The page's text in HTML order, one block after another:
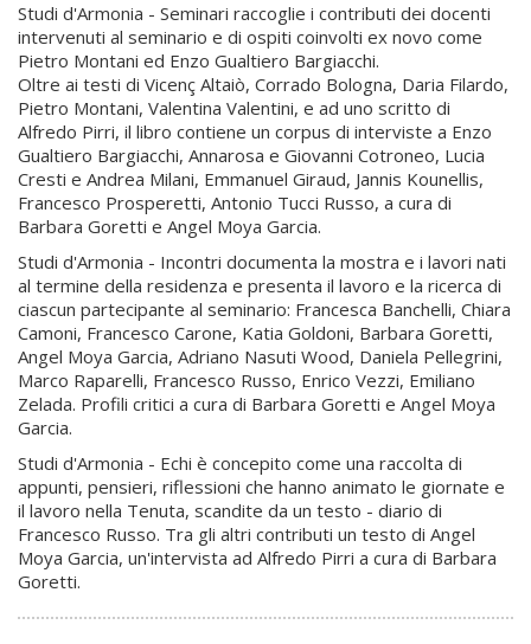
Studi d'Armonia - Seminari raccoglie i contributi dei docenti
intervenuti al seminario e di ospiti coinvolti ex novo come
Pietro Montani ed Enzo Gualtiero Bargiacchi.
Oltre ai testi di Vicenç Altaiò, Corrado Bologna, Daria Filardo,
Pietro Montani, Valentina Valentini, e ad uno scritto di
Alfredo Pirri, il libro contiene un corpus di interviste a Enzo
Gualtiero Bargiacchi, Annarosa e Giovanni Cotroneo, Lucia
Cresti e Andrea Milani, Emmanuel Giraud, Jannis Kounellis,
Francesco Prosperetti, Antonio Tucci Russo, a cura di
Barbara Goretti e Angel Moya Garcia.
Studi d'Armonia - Incontri documenta la mostra e i lavori nati
al termine della residenza e presenta il lavoro e la ricerca di
ciascun partecipante al seminario: Francesca Banchelli, Chiara
Camoni, Francesco Carone, Katia Goldoni, Barbara Goretti,
Angel Moya Garcia, Adriano Nasuti Wood, Daniela Pellegrini,
Marco Raparelli, Francesco Russo, Enrico Vezzi, Emiliano
Zelada. Profili critici a cura di Barbara Goretti e Angel Moya
Garcia.
Studi d'Armonia - Echi è concepito come una raccolta di
appunti, pensieri, riflessioni che hanno animato le giornate e
il lavoro nella Tenuta, scandite da un testo - diario di
Francesco Russo. Tra gli altri contributi un testo di Angel
Moya Garcia, un'intervista ad Alfredo Pirri a cura di Barbara
Goretti.